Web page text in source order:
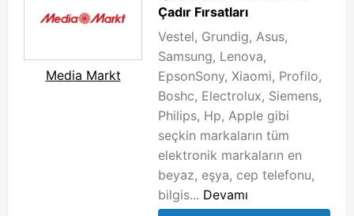
Media Markt
Çadır Fırsatları
Vestel, Grundig, Asus,
Samsung, Lenova,
EpsonSony, Xiaomi, Profilo,
Boshc, Electrolux, Siemens,
Philips, Hp, Apple gibi
seçkin markaların tüm
elektronik markaların en
beyaz, eşya, cep telefonu,
bilgis... Devamı